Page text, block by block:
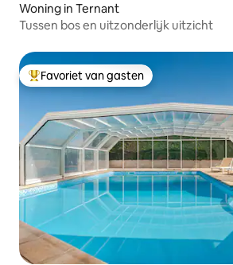
Woning in Ternant
Tussen bos en uitzonderlijk uitzicht
Topfavoriet van gasten
Favoriet van gasten